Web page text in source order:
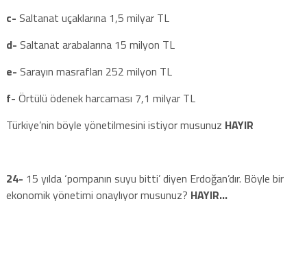
c- Saltanat uçaklarına 1,5 milyar TL
d- Saltanat arabalarına 15 milyon TL
e- Sarayın masrafları 252 milyon TL
f- Örtülü ödenek harcaması 7,1 milyar TL
Türkiye’nin böyle yönetilmesini istiyor musunuz HAYIR
24- 15 yılda ‘pompanın suyu bitti’ diyen Erdoğan’dır. Böyle bir
ekonomik yönetimi onaylıyor musunuz? HAYIR…